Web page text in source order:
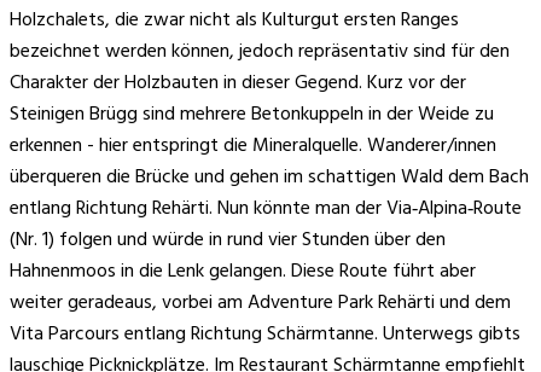
Holzchalets, die zwar nicht als Kulturgut ersten Ranges
bezeichnet werden können, jedoch repräsentativ sind für den
Charakter der Holzbauten in dieser Gegend. Kurz vor der
Steinigen Brügg sind mehrere Betonkuppeln in der Weide zu
erkennen - hier entspringt die Mineralquelle. Wanderer/innen
überqueren die Brücke und gehen im schattigen Wald dem Bach
entlang Richtung Rehärti. Nun könnte man der Via‑Alpina‑Route
(Nr. 1) folgen und würde in rund vier Stunden über den
Hahnenmoos in die Lenk gelangen. Diese Route führt aber
weiter geradeaus, vorbei am Adventure Park Rehärti und dem
Vita Parcours entlang Richtung Schärmtanne. Unterwegs gibts